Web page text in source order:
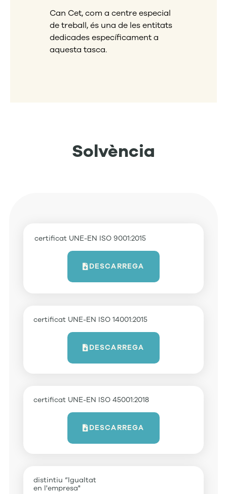
Can Cet, com a centre especial
de treball, és una de les entitats
dedicades específicament a
aquesta tasca.
Solvència
certificat UNE-EN ISO 9001:2015
DESCARREGA
certificat UNE-EN ISO 14001:2015
DESCARREGA
certificat UNE-EN ISO 45001:2018
DESCARREGA
distintiu “Igualtat
en l'empresa"